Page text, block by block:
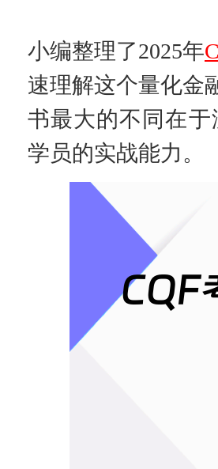
小编整理了2025年
速理解这个量化金
书最大的不同在
学员的实战能力。